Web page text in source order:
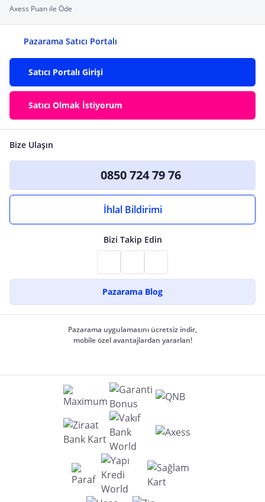
Axess Puan ile Öde
Pazarama Satıcı Portalı
Satıcı Portalı Girişi
Satıcı Olmak İstiyorum
Bize Ulaşın
0850 724 79 76
İhlal Bildirimi
Bizi Takip Edin
Pazarama Blog
Pazarama uygulamasını ücretsiz indir,
mobile özel avantajlardan yararlan!